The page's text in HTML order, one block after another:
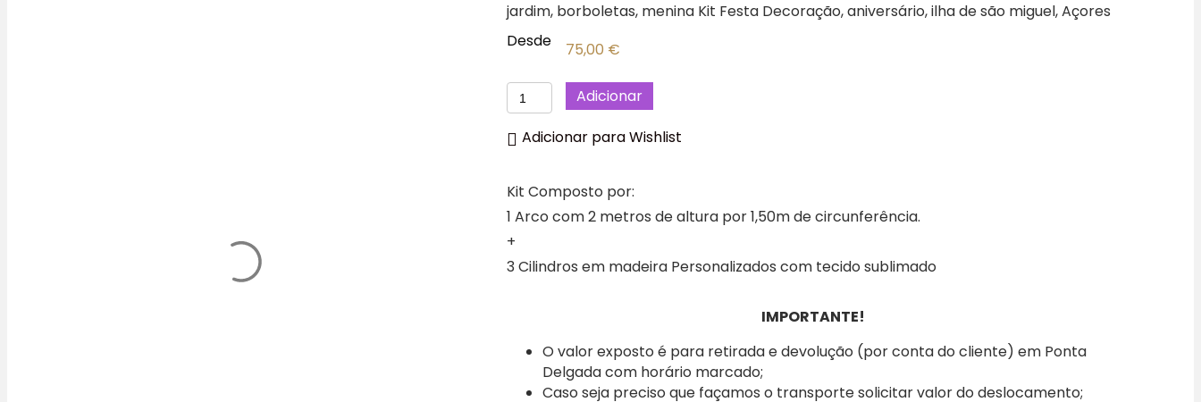
jardim, borboletas, menina Kit Festa Decoração, aniversário, ilha de são miguel, Açores
Desde
75,00 €
Quantidade
de
Jardim
Menina,
Festa
Decoração
Ilha
de
São
Adicionar
Adicionar para Wishlist
Kit Composto por:
1 Arco com 2 metros de altura por 1,50m de circunferência.
+
3 Cilindros em madeira Personalizados com tecido sublimado
IMPORTANTE!
O valor exposto é para retirada e devolução (por conta do cliente) em Ponta
Delgada com horário marcado;
Caso seja preciso que façamos o transporte solicitar valor do deslocamento;